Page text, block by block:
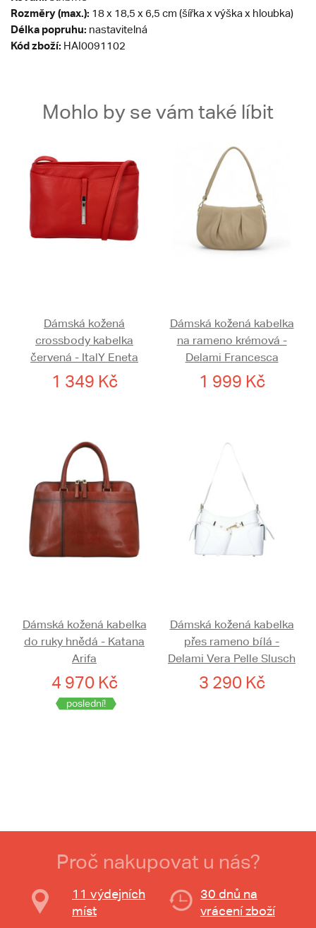
Rozměry (max.): 18 x 18,5 x 6,5 cm (šířka x výška x hloubka)
Délka popruhu: nastavitelná
Kód zboží: HAI0091102
Mohlo by se vám také líbit
Dámská kožená
crossbody kabelka
červená - ItalY Eneta
1 349 Kč
Dámská kožená kabelka
na rameno krémová -
Delami Francesca
1 999 Kč
Dámská kožená kabelka
do ruky hnědá - Katana
Arifa
4 970 Kč
poslední!
Dámská kožená kabelka
přes rameno bílá -
Delami Vera Pelle Slusch
3 290 Kč
Proč nakupovat u nás?
11 výdejních
míst
30 dnů na
vrácení zboží